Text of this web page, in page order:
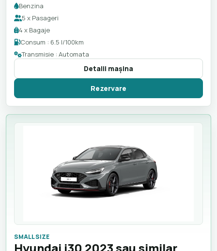
Benzina
5 x Pasageri
4 x Bagaje
Consum : 6.5 l/100km
Transmisie : Automata
Detalii maşina
Rezervare
SMALL SIZE